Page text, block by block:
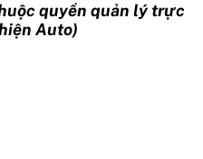
quyền quản lý trực
Auto)